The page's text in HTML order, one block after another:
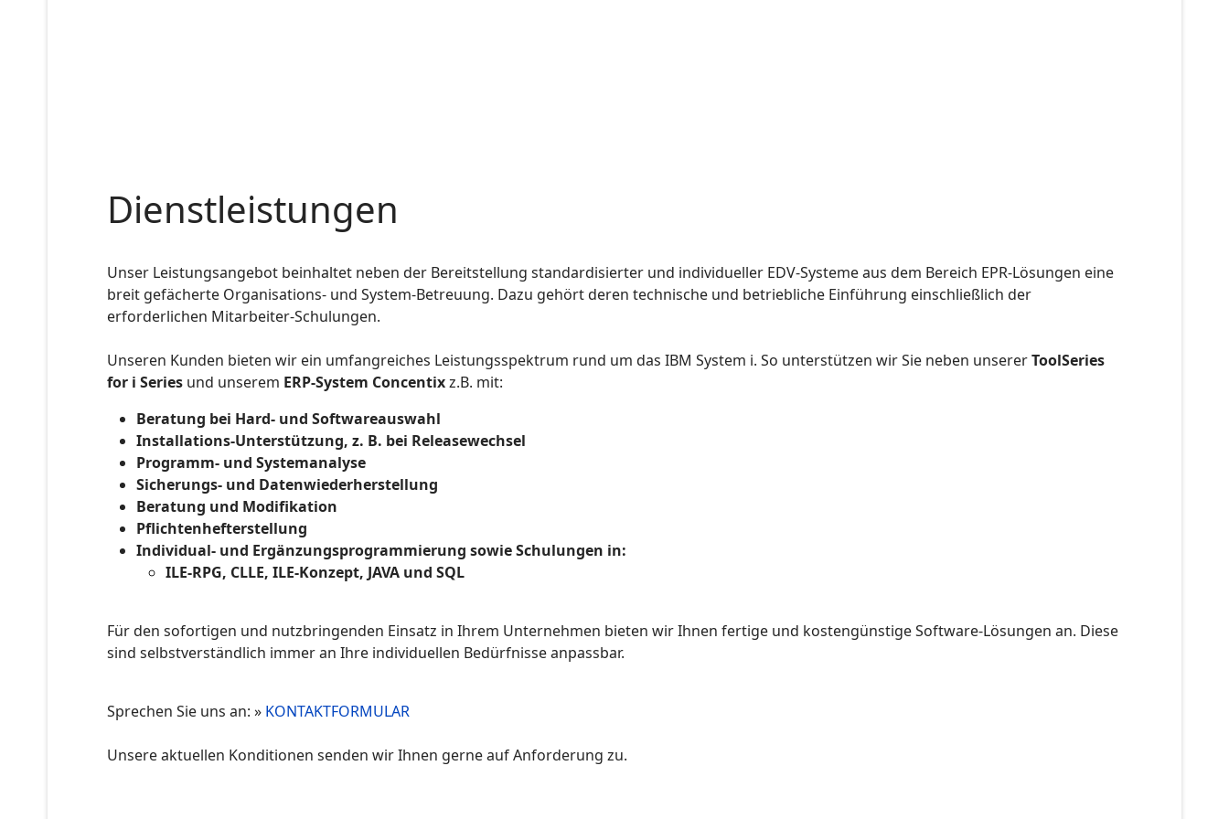
Dienstleistungen
Unser Leistungsangebot beinhaltet neben der Bereitstellung standardisierter und individueller EDV-Systeme aus dem Bereich EPR-Lösungen eine
breit gefächerte Organisations- und System-Betreuung. Dazu gehört deren technische und betriebliche Einführung einschließlich der
erforderlichen Mitarbeiter-Schulungen.
Unseren Kunden bieten wir ein umfangreiches Leistungsspektrum rund um das IBM System i. So unterstützen wir Sie neben unsererToolSeries
for i Series und unserem ERP-System Concentixz.B. mit:
Beratung bei Hard- und Softwareauswahl
Installations-Unterstützung, z. B. bei Releasewechsel
Programm- und Systemanalyse
Sicherungs- und Datenwiederherstellung
Beratung und Modifikation
Pflichtenhefterstellung
Individual- und Ergänzungsprogrammierung sowie Schulungen in:
ILE-RPG, CLLE, ILE-Konzept, JAVA und SQL
Für den sofortigen und nutzbringenden Einsatz in Ihrem Unternehmen bieten wir Ihnen fertige und kostengünstige Software-Lösungen an. Diese
sind selbstverständlich immer an Ihre individuellen Bedürfnisse anpassbar.
Sprechen Sie uns an: » KONTAKTFORMULAR
Unsere aktuellen Konditionen senden wir Ihnen gerne auf Anforderung zu.